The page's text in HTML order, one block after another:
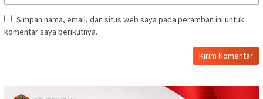
Simpan nama, email, dan situs web saya pada peramban ini untuk
komentar saya berikutnya.